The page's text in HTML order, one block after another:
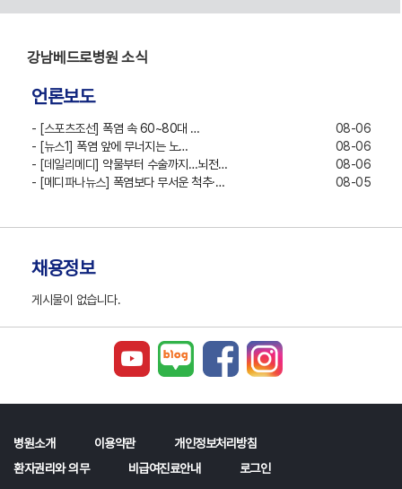
강남베드로병원 소식
언론보도
- [스포츠조선] 폭염 속 60~80대 …
08-06
- [뉴스1] 폭염 앞에 무너지는 노…
08-06
- [데일리메디] 약물부터 수술까지…뇌전…
08-06
- [메디파나뉴스] 폭염보다 무서운 척추·… 08-05
채용정보
게시물이 없습니다.
병원소개 이용약관
개인정보처리방침
환자권리와 의무
비급여진료안내 로그인